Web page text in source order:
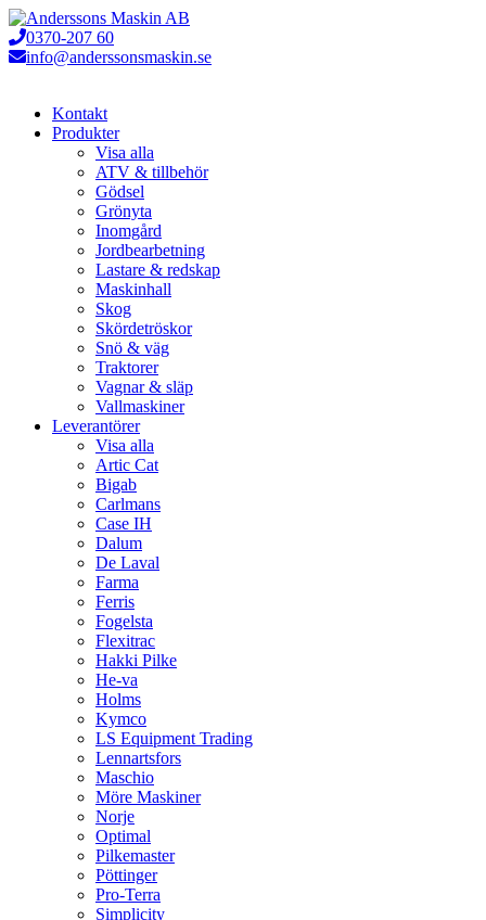
Hoppa
till
innehåll
0370-207 60
info@anderssonsmaskin.se
Kontakt
Produkter
Visa alla
ATV & tillbehör
Gödsel
Grönyta
Inomgård
Jordbearbetning
Lastare & redskap
Maskinhall
Skog
Skördetröskor
Snö & väg
Traktorer
Vagnar & släp
Vallmaskiner
Leverantörer
Visa alla
Artic Cat
Bigab
Carlmans
Case IH
Dalum
De Laval
Farma
Ferris
Fogelsta
Flexitrac
Hakki Pilke
He-va
Holms
Kymco
LS Equipment Trading
Lennartsfors
Maschio
Möre Maskiner
Norje
Optimal
Pilkemaster
Pöttinger
Pro-Terra
Simplicity